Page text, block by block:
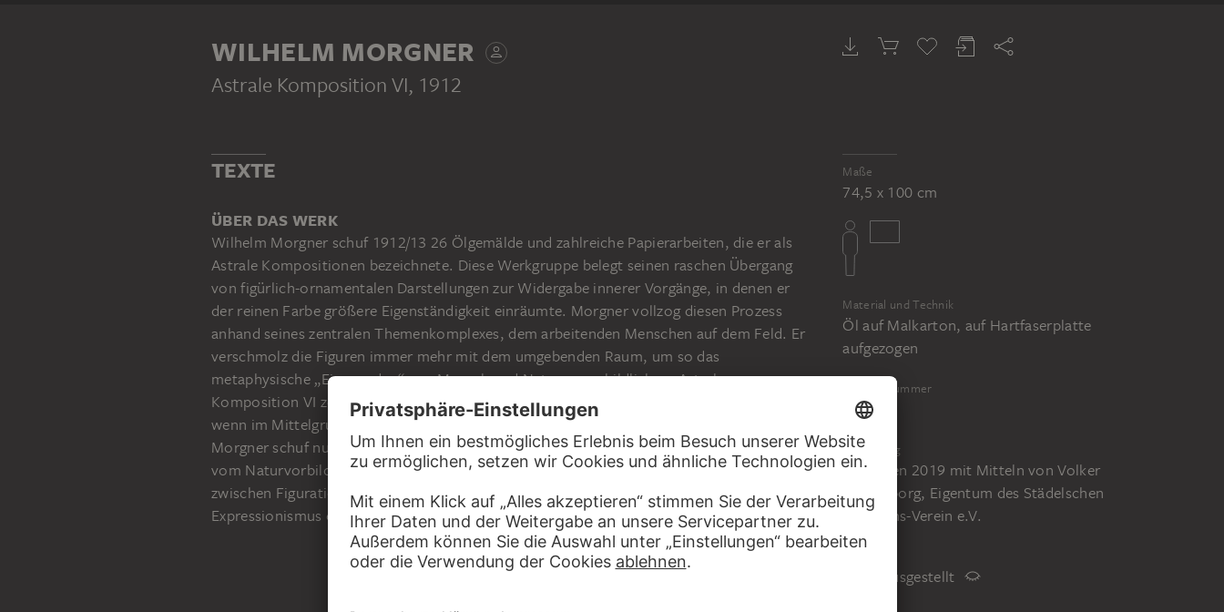
WILHELM MORGNER
Astrale Komposition VI, 1912
Maße
74,5 x 100 cm
Material und Technik
Öl auf Malkarton, auf Hartfaserplatte
aufgezogen
Inventarnummer
2525
Erwerbung
Erworben 2019 mit Mitteln von Volker
Westerborg, Eigentum des Städelschen
Museums-Verein e.V.
Nicht ausgestellt
TEXTE
ÜBER DAS WERK
Wilhelm Morgner schuf 1912/13 26 Ölgemälde und zahlreiche Papierarbeiten, die er als
Astrale Kompositionen bezeichnete. Diese Werkgruppe belegt seinen raschen Übergang
von figürlich-ornamentalen Darstellungen zur Widergabe innerer Vorgänge, in denen er
der reinen Farbe größere Eigenständigkeit einräumte. Morgner vollzog diesen Prozess
anhand seines zentralen Themenkomplexes, dem arbeitenden Menschen auf dem Feld. Er
verschmolz die Figuren immer mehr mit dem umgebenden Raum, um so das
metaphysische „Einswerden“ von Mensch und Natur zu verbildlichen. Astrale
Komposition VI zeigt eine fortgeschrittene Entwicklungsstufe in diesem Prozess, auch
wenn im Mittelgrund noch die schemenhafte Silhouette einer Gestalt erkennbar ist.
Morgner schuf nur bis 1913 ungegenständliche Werke, da er sich auf Dauer nicht gänzlich
vom Naturvorbild lösen wollte. Astrale Komposition VI verbildlicht den Schwebezustand
zwischen Figuration und Abstraktion, wegen dem eine Sonderstellung im deutschen
Expressionismus einräumt werden muss.